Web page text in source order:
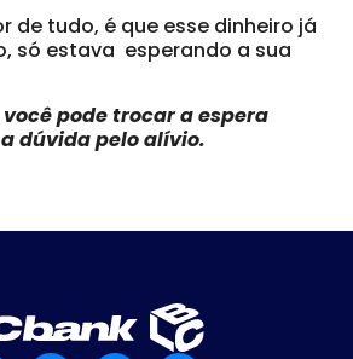
de tudo, é que esse dinheiro já
só estava esperando a sua
você pode trocar a espera
dúvida pelo alívio.